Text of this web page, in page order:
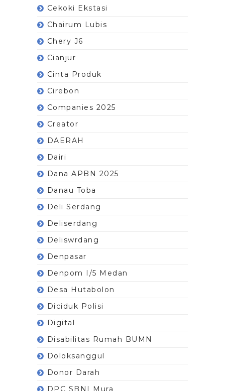
Cekoki Ekstasi
Chairum Lubis
Chery J6
Cianjur
Cinta Produk
Cirebon
Companies 2025
Creator
DAERAH
Dairi
Dana APBN 2025
Danau Toba
Deli Serdang
Deliserdang
Deliswrdang
Denpasar
Denpom I/5 Medan
Desa Hutabolon
Diciduk Polisi
Digital
Disabilitas Rumah BUMN
Doloksanggul
Donor Darah
DPC SBNI Mura